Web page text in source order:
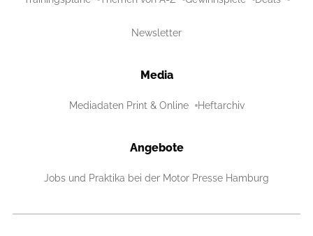
Newsletter
Media
Mediadaten Print & Online Heftarchiv
Angebote
Jobs und Praktika bei der Motor Presse Hamburg